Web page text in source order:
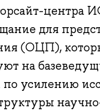
для
(ОЦП),
на
усилению